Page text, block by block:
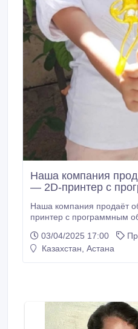
Наша компания
— 2D-принтер с
Наша компания продаёт
принтер с программным
мероприятий. Покупая принтер, вы
готовый бизнес, не имеющий аналогов. Суть
03/04/2025 17:00
Казахстан, Астана